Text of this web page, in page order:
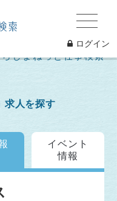
ログイン
らしまねっと仕事検索
求人を探す
イベント
情報